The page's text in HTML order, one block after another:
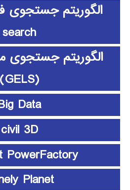
search
الگوریتم جستجوی
(GELS)
Data
civil 3D
PowerFactory
Planet